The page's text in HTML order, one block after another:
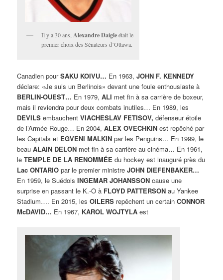
Il y a 30 ans,Alexandre Daigleétait le
premier choix des Sénateurs d’Ottawa.
Canadien pourSAKU KOIVU… En 1963,JOHN F. KENNEDY
déclare: «Je suis un Berlinois» devant une foule enthousiaste à
BERLIN-OUEST… En 1979,ALI met fin à sa carrière de boxeur,
mais il reviendra pour deux combats inutiles… En 1989, les
DEVILS embauchentVIACHESLAV FETISOV, défenseur étoile
de l’Armée Rouge… En 2004,ALEX OVECHKIN est repêché par
les Capitals et EGVENI MALKIN par les Penguins… En 1999, le
beauALAIN DELON met fin à sa carrière au cinéma… En 1961,
leTEMPLE DE LA RENOMMÉE du hockey est inauguré près du
Lac ONTARIO par le premier ministreJOHN DIEFENBAKER…
En 1959, le SuédoisINGEMAR JOHANSSON cause une
surprise en passant le K.-O à FLOYD PATTERSON au Yankee
Stadium…. En 2015, lesOILERS repêchent un certainCONNOR
McDAVID… En 1967, KAROL WOJTYLA est